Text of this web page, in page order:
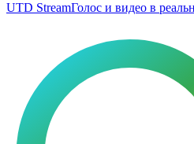
UTD StreamГолос и видео в